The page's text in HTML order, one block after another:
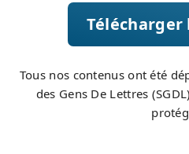
Tous nos contenus ont été
des Gens De Lettres